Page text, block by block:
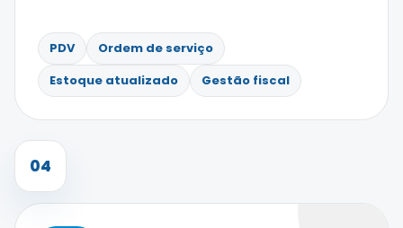
PDV
Ordem de serviço
Estoque atualizado
Gestão fiscal
04